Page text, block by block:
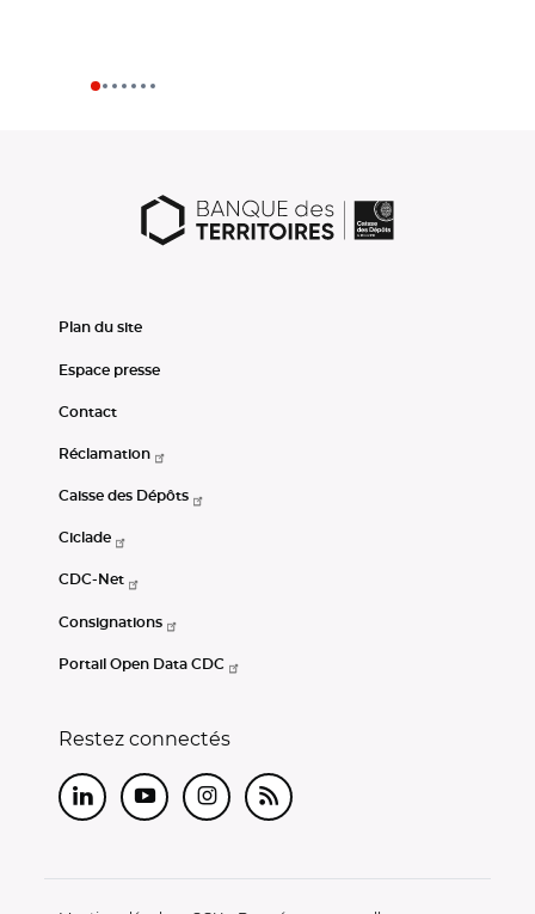
Plan du site
Espace presse
Contact
Réclamation
Caisse des Dépôts
Ciclade
CDC-Net
Consignations
Portail Open Data CDC
Restez connectés
LinkedInYoutubeInstagram
RSS